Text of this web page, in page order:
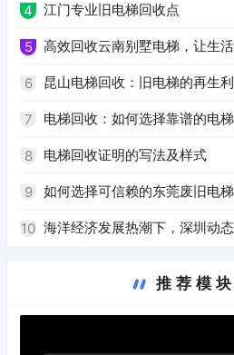
4 江门专业旧电梯回收点
5 高效回收云南别墅电梯，让生
6 昆山电梯回收：旧电梯的再生
7 电梯回收：如何选择靠谱的电
8 电梯回收证明的写法及样式
9 如何选择可信赖的东莞废旧电
10 海洋经济发展热潮下，深圳动
推荐模